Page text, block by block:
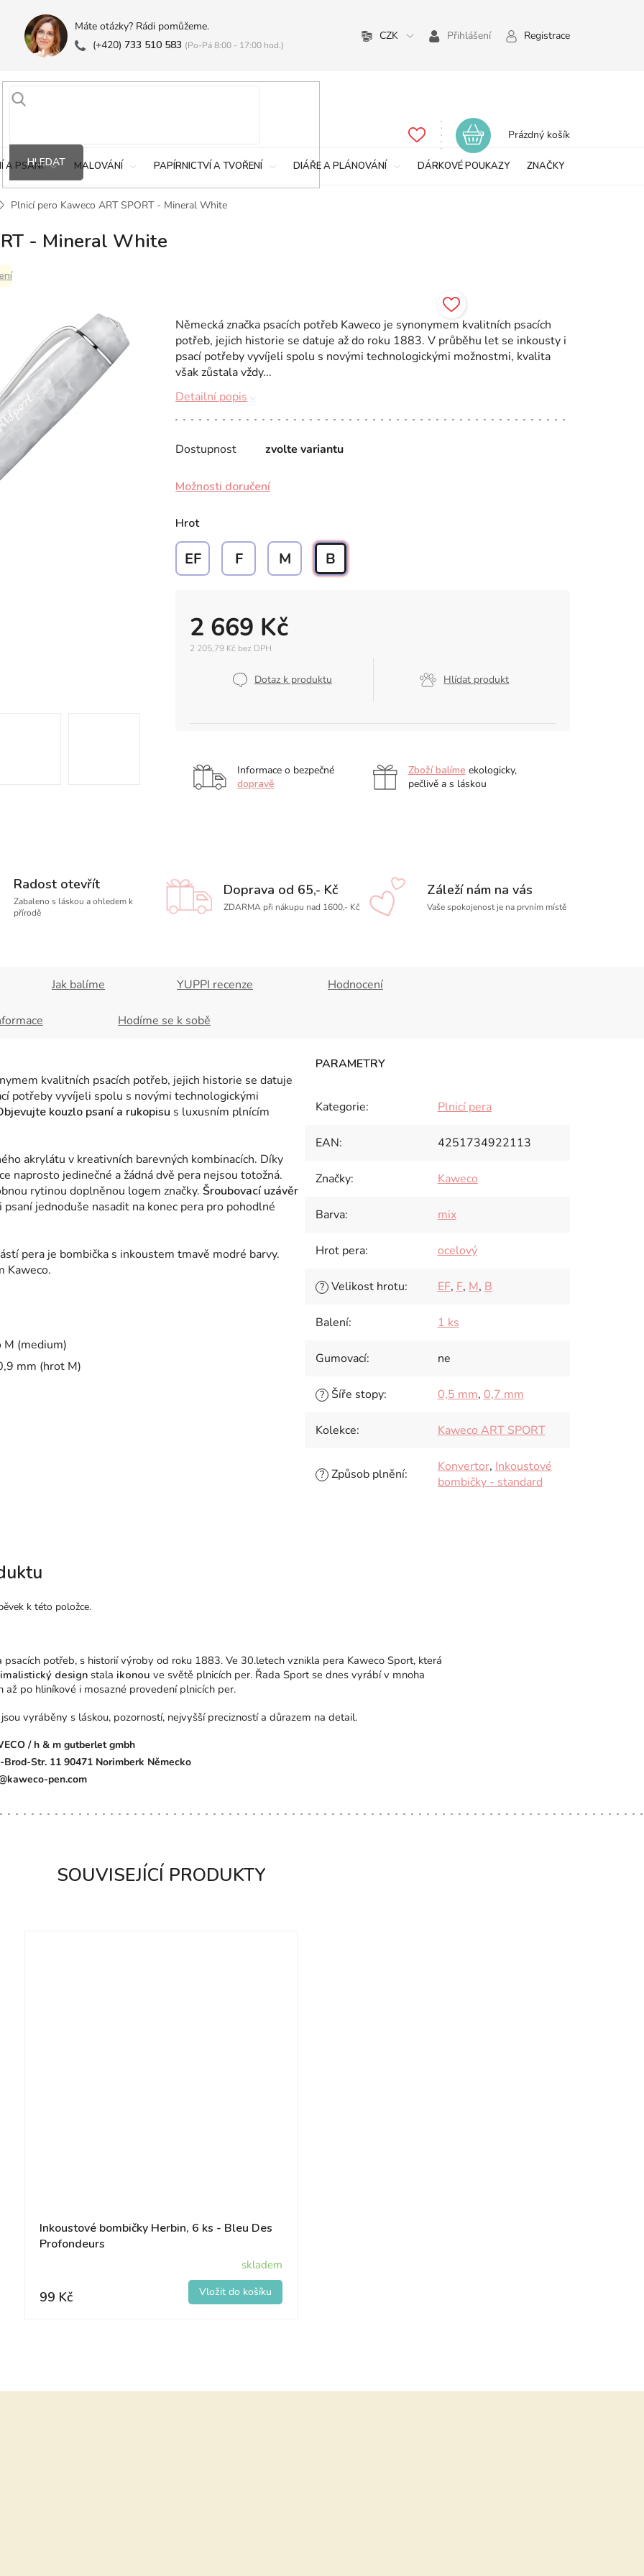
Máte otázky? Rádi pomůžeme.
(+420) 733 510 583 (Po-Pá 8:00 - 17:00 hod.)
CZK Přihlášení Registrace
HLEDAT
Nákupní
Prázdný košík
A PSANÍ MALOVÁNÍ PAPÍRNICTVÍ A TVOŘENÍ DIÁŘE A PLÁNOVÁNÍ DÁRKOVÉ POUKAZY ZNAČKY
Plnicí pero Kaweco ART SPORT - Mineral White
- Mineral White
Dostupnost zvolte variantu
2 669 Kč
2 205,79 Kč bez DPH
Dotaz k produktu Hlídat produkt
Možnosti doručení
Hrot
EF F M B
Německá značka psacích potřeb Kaweco je synonymem kvalitních psacích
potřeb, jejich historie se datuje až do roku 1883. V průběhu let se inkousty i
psací potřeby vyvíjeli spolu s novými technologickými možnostmi, kvalita
však zůstala vždy...
Detailní popis
Informace o bezpečné
dopravě
Zboží balíme ekologicky,
pečlivě a s láskou
Radost otevřít
Zabaleno s láskou a ohledem k
přírodě
Doprava od 65,- Kč
ZDARMA při nákupu nad 1600,- Kč
Záleží nám na vás
Vaše spokojenost je na prvním místě
SOUVISEJÍCÍ PRODUKTY
Inkoustové bombičky Herbin, 6 ks - Bleu Des
Profondeurs
skladem
99 Kč
Jak balíme YUPPI recenze Hodnocení
Hodíme se k sobě
kvalitních psacích potřeb, jejich historie se datuje
potřeby vyvíjeli spolu s novými technologickými
kouzlo psaní a rukopisu s luxusním plnícím
akrylátu v kreativních barevných kombinacích. Díky
naprosto jedinečné a žádná dvě pera nejsou totožná.
rytinou doplněnou logem značky. Šroubovací uzávěr
psaní jednoduše nasadit na konec pera pro pohodlné
pera je bombička s inkoustem tmavě modré barvy.
Kaweco.
M (medium)
mm (hrot M)
Kategorie: Plnicí pera
EAN: 4251734922113
Značky: Kaweco
Barva: mix
Hrot pera: ocelový
? Velikost hrotu: EF, F, M, B
Balení: 1 ks
Gumovací: ne
? Šíře stopy: 0,5 mm, 0,7 mm
Kolekce: Kaweco ART SPORT
? Způsob plnění: Konvertor, Inkoustové
bombičky - standard
k této položce.
psacích potřeb, s historií výroby od roku 1883. Ve 30.letech vznikla pera Kaweco Sport, která
design stala ikonou ve světě plnicích per. Řada Sport se dnes vyrábí v mnoha
až po hliníkové i mosazné provedení plnicích per.
vyráběny s láskou, pozorností, nejvyšší precizností a důrazem na detail.
/ h & m gutberlet gmbh
Brod-Str. 11 90471 Norimberk Německo
pen.com